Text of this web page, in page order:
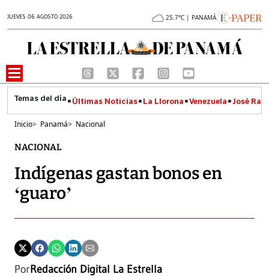
JUEVES 06 AGOSTO 2026 25.7°C | PANAMÁ
Últimas Noticias La Llorona Venezuela José
Inicio> Panamá> Nacional
NACIONAL
Indígenas gastan bonos en
‘guaro’
PorRedacción Digital La Estrella